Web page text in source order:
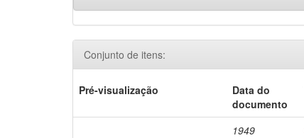
Conjunto de itens:
Pré-visualização
Data do
documento
1949